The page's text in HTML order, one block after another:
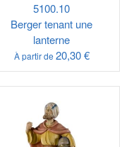
5100.10
Berger tenant une
lanterne
À partir de 20,30 €